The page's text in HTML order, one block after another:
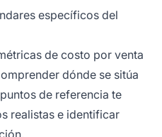
específicos del
de costo por venta
dónde se sitúa
de referencia te
realistas e identificar